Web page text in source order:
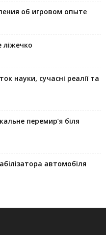
об игровом опыте
ліжечко
науки, сучасні реалії та
перемир’я біля
автомобіля